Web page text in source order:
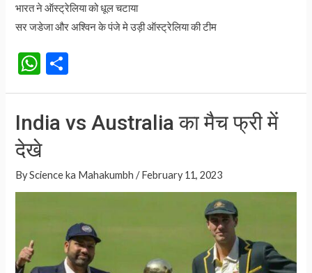
भारत ने ऑस्ट्रेलिया को धूल चटाया
सर जडेजा और अश्विन के पंजे मे उड़ी ऑस्ट्रेलिया की टीम
W
h
at
s
A
p
p
h
e
India vs Australia का मैच फ्री में
देखे
ByScience ka Mahakumbh /February 11, 2023